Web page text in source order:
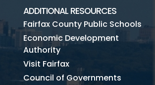
ADDITIONAL RESOURCES
Fairfax County Public Schools
Economic Development
Authority
Visit Fairfax
Council of Governments